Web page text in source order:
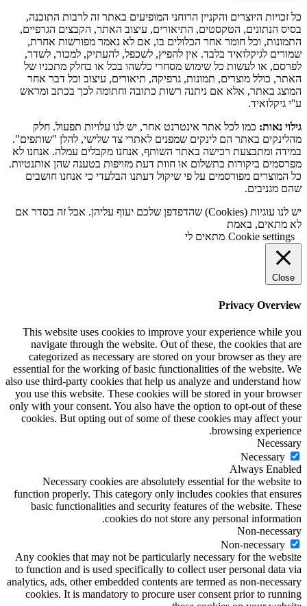
כל זכויות היוצרים והקניין הרוחני המופיעים באתר זה לרבות התוכנה,
בסיס הנתונים, הטקסטים, התיאורים, עיצוב האתר, הקבצים הגרפיים,
התמונות, וכל חומר אחר הכלולים בו, אם לא נאמר מפורשות אחרת,
שמורים לגיקלואיד בלבד. אין להפיץ, לשכפל, להעתיק, למכור, לשדר,
לפרסם, או לעשות כל שימוש מסחרי כלשהו בכל או בחלק מתכניו של
האתר, כולל מוצרים, תמונות, גרפיקה, תיאורים, עיצוב וכל דבר אחר
המוצג באתר, אלא אם ניתנה רשות כתובה וחתומה לכך בכתב ומראש
ע''י גיקלואיד.
גילוי נאות: כמו לכל אתר אינטרנט אחר, יש לנו עלויות תפעול. חלק
מהלינקים באתר הם לינקים שמפנים לאתרי צד שלישי, להלן "שותפים".
במידה ומתבצעת רכישה באתר השותף, אנחנו מקבלים עמלה. אנחנו לא
מפרסמים ביקורות בתשלום או חוות דעת מזויפות בטענה שהן אותנטיות.
כל המוצרים מפורסמים על פי שיקול דעתנו הבלעדי כי אנחנו חושבים
שהם מגניבים.
יש לנו עוגיות (Cookies) שהדפדפן שלכם יעוף עליהן. אבל זה בסדר אם
לא מתאים, באמת
Cookie settings מתאים לי
Close
Privacy Overview
This website uses cookies to improve your experience while you
navigate through the website. Out of these, the cookies that are
categorized as necessary are stored on your browser as they are
essential for the working of basic functionalities of the website. We
also use third-party cookies that help us analyze and understand how
you use this website. These cookies will be stored in your browser
only with your consent. You also have the option to opt-out of these
cookies. But opting out of some of these cookies may affect your
browsing experience.
Necessary
Necessary
Always Enabled
Necessary cookies are absolutely essential for the website to
function properly. This category only includes cookies that ensures
basic functionalities and security features of the website. These
cookies do not store any personal information.
Non-necessary
Non-necessary
Any cookies that may not be particularly necessary for the website
to function and is used specifically to collect user personal data via
analytics, ads, other embedded contents are termed as non-necessary
cookies. It is mandatory to procure user consent prior to running